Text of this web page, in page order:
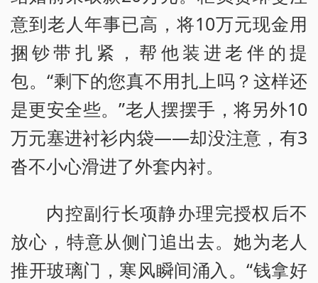
意到老人年事已高，将10万元现金用
捆钞带扎紧，帮他装进老伴的提
包。“剩下的您真不用扎上吗？这样还
是更安全些。”老人摆摆手，将另外10
万元塞进衬衫内袋——却没注意，有3
沓不小心滑进了外套内衬。
内控副行长项静办理完授权后不
放心，特意从侧门追出去。她为老人
推开玻璃门，寒风瞬间涌入。“钱拿好